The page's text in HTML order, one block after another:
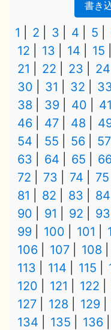
書き
1 2 3 4 5
12
13 14 15
21
22 23 24
30
31 32
38
39 40 41
46
47 48
54
55 56 57
63
64 65
72
73 74 75
81
82 83 84
90
91 92 93
99
100 101
106
107 108
113
114 115
120
121 122
127
128 129
134
135 136